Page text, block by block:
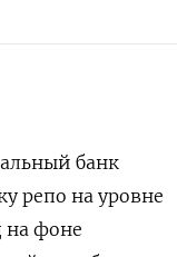
банк
репо на уровне
на фоне